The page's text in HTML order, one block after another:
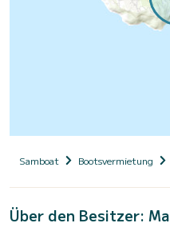
Samboat Bootsvermietung
Über den Besitzer: